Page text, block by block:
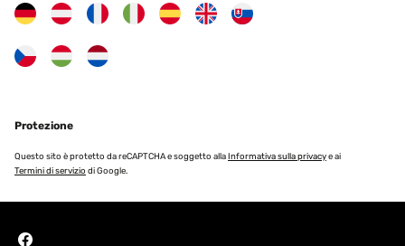
Protezione
Questo sito è protetto da reCAPTCHA e soggetto allaInformativa sulla privacye ai
Termini di servizio di Google.